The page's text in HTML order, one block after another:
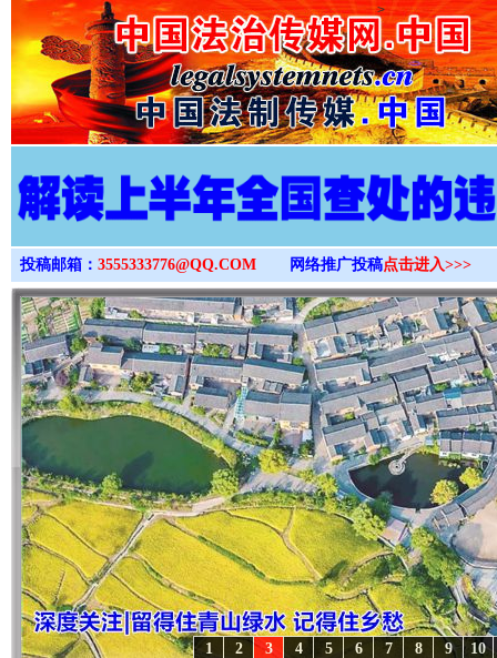
>
投稿邮箱： 3555333776@QQ.COM 网络推广投稿点击进入>>>
10
9
8
7
6
5
4
3
2
1